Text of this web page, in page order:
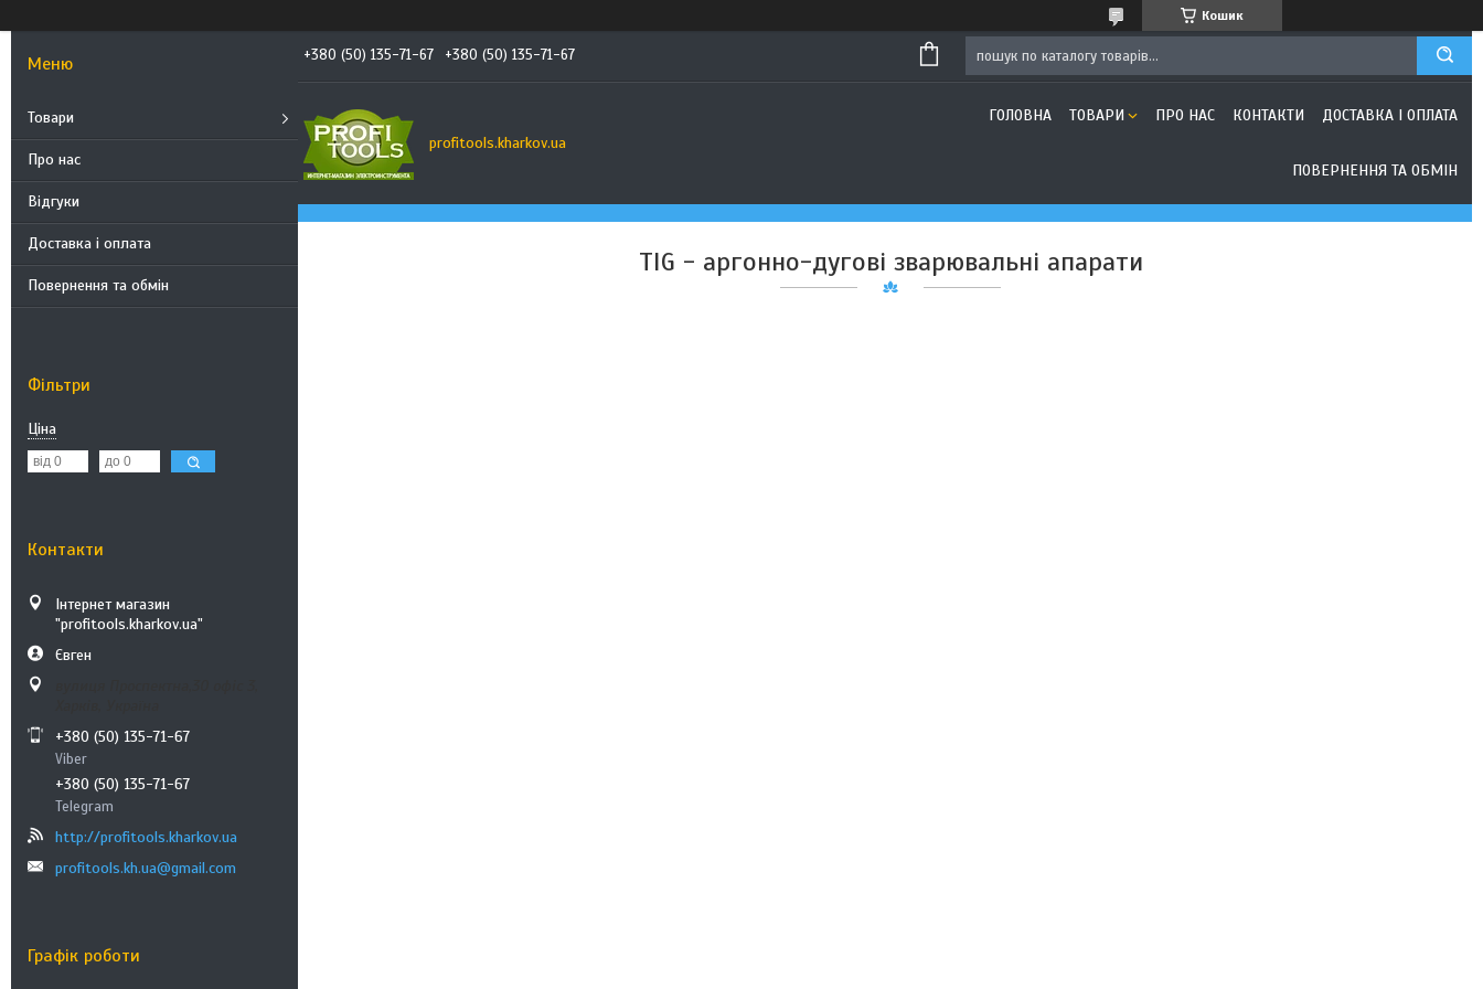
Кошик
Товари
Про нас
Відгуки
Доставка і оплата
Повернення та обмін
Фільтри
Ціна
Контакти
Інтернет магазин
"profitools.kharkov.ua"
Євген
+380 (50) 135-71-67
Viber
+380 (50) 135-71-67
Telegram
http://profitools.kharkov.ua
profitools.kh.ua@gmail.com
Графік роботи
+380 (50) 135-71-67 +380 (50) 135-71-67
profitools.kharkov.ua
ГОЛОВНА ТОВАРИ ПРО НАС КОНТАКТИ ДОСТАВКА І ОПЛАТА
ПОВЕРНЕННЯ ТА ОБМІН
TIG - аргонно-дугові зварювальні апарати